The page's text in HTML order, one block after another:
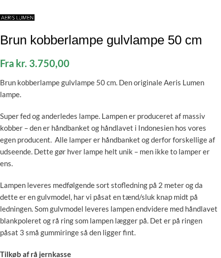
Brun kobberlampe gulvlampe 50 cm
Fra kr. 3.750,00
Brun kobberlampe gulvlampe 50 cm. Den originale Aeris Lumen
lampe.
Super fed og anderledes lampe. Lampen er produceret af massiv
kobber – den er håndbanket og håndlavet i Indonesien hos vores
egen producent. Alle lamper er håndbanket og derfor forskellige af
udseende. Dette gør hver lampe helt unik – men ikke to lamper er
ens.
Lampen leveres medfølgende sort stofledning på 2 meter og da
dette er en gulvmodel, har vi påsat en tænd/sluk knap midt på
ledningen. Som gulvmodel leveres lampen endvidere med håndlavet
blankpoleret og rå ring som lampen lægger på. Det er på ringen
påsat 3 små gummiringe så den ligger fint.
Tilkøb af rå jernkasse